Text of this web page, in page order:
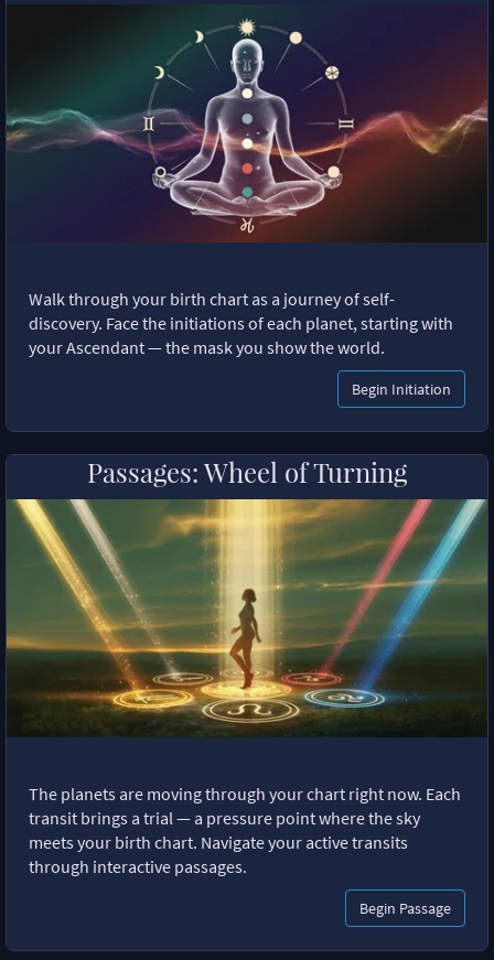
Walk through your birth chart as a journey of self-
discovery. Face the initiations of each planet, starting with
your Ascendant — the mask you show the world.
Begin Initiation
Passages: Wheel of Turning
The planets are moving through your chart right now. Each
transit brings a trial — a pressure point where the sky
meets your birth chart. Navigate your active transits
through interactive passages.
Begin Passage